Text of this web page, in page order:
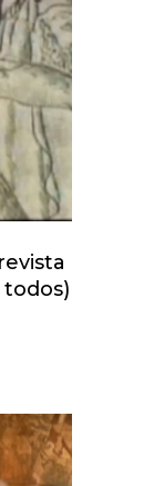
todos)